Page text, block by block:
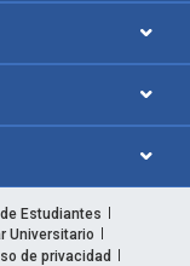
Estudiantes
Universitario
de privacidad